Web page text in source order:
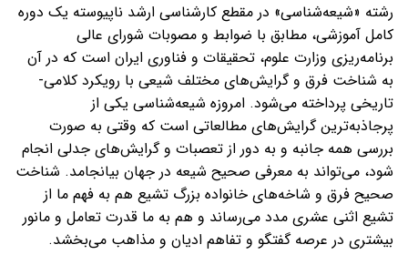
رشته «شیعه‌شناسی» در مقطع کارشناسی ارشد ناپیوسته یک دوره
کامل آموزشی، مطابق با ضوابط و مصوبات شورای عالی
برنامه‌ریزی وزارت علوم، تحقیقات و فناوری ایران است که در آن
به شناخت فرق و گرایش‌های مختلف شیعی با رویکرد کلامی-
تاریخی پرداخته می‌شود. امروزه شیعه‌شناسی یکی از
پرجاذبه‌ترین گرایش‌های مطالعاتی است که وقتی به صورت
بررسی همه جانبه و به دور از تعصبات و گرایش‌های جدلی انجام
شود، می‌تواند به معرفی صحیح شیعه در جهان بیانجامد. شناخت
صحیح فرق و شاخه‌های خانواده بزرگ تشیع هم به فهم ما از
تشیع اثنی عشری مدد می‌رساند و هم به ما قدرت تعامل و مانور
بیشتری در عرصه گفتگو و تفاهم ادیان و مذاهب می‌بخشد.